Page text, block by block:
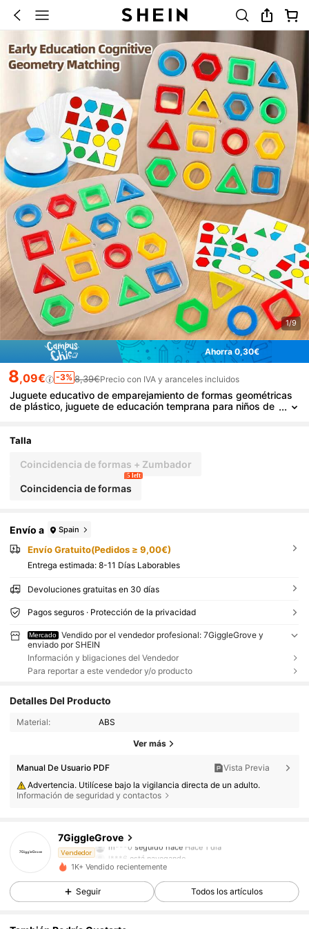
1/9
Ahorra 0,30€
8,09€ -3% 8,39€Precio con IVA y aranceles incluidos
Juguete educativo de emparejamiento de formas geométricas
de plástico, juguete de educación temprana para niños de
Talla
Coincidencia de formas + Zumbador
Coincidencia de formas
5 left
Envío a Spain
Envío Gratuito(Pedidos ≥ 9,00€)
Entrega estimada: 8-11 Días Laborables
Devoluciones gratuitas en 30 días
Pagos seguros · Protección de la privacidad
Mercado
Vendido por el vendedor profesional: 7GiggleGrove y
enviado por SHEIN
Información y bligaciones del Vendedor
Para reportar a este vendedor y/o producto
Detalles Del Producto
Material: ABS
Ver más
Manual De Usuario PDF
Vista Previa
Advertencia. Utilícese bajo la vigilancia directa de un adulto.
Información de seguridad y contactos
7GiggleGrove
Vendedor
m***0
l***6 está navegando
4,43
16 Seguidores
1K+ Vendido recientemente
Seguir Todos los artículos